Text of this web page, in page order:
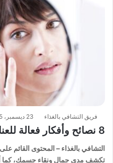
فريق التشافي بالغذاء 23 ديسمبر، 2025
8 نصائح وأفكار فعالة للعناية ببشرتك
التشافي بالغذاء – المحتوى القائم
تكشف مدى جمال ونقاء جسمك، كما